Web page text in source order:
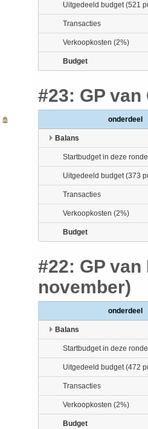
Uitgedeeld budget (521
Transacties
Verkoopkosten (2%)
Budget
#23: GP
onderdeel
Balans
Startbudget in deze ronde
Uitgedeeld budget (373
Transacties
Verkoopkosten (2%)
Budget
#22: GP
november)
onderdeel
Balans
Startbudget in deze ronde
Uitgedeeld budget (472
Transacties
Verkoopkosten (2%)
Budget